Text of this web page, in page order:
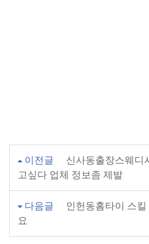
이전글
신사동출장스웨디
고싶다 업체 정보좀 제발
다음글
인헌동홈타이 스
요